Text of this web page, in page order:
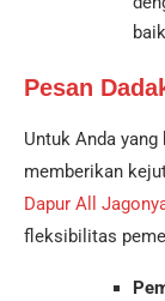
Pesan
Untuk Anda
memberikan
Dapur All
fleksibilitas